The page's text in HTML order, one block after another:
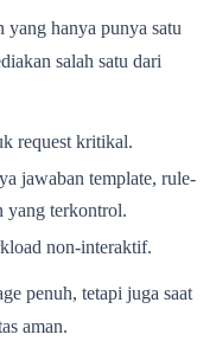
hanya punya satu
salah satu dari
request kritikal.
jawaban template, rule-
yang terkontrol.
non-interaktif.
penuh, tetapi juga saat
aman.